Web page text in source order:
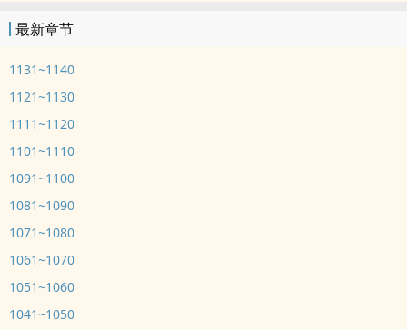
最新章节
1131~1140
1121~1130
1111~1120
1101~1110
1091~1100
1081~1090
1071~1080
1061~1070
1051~1060
1041~1050